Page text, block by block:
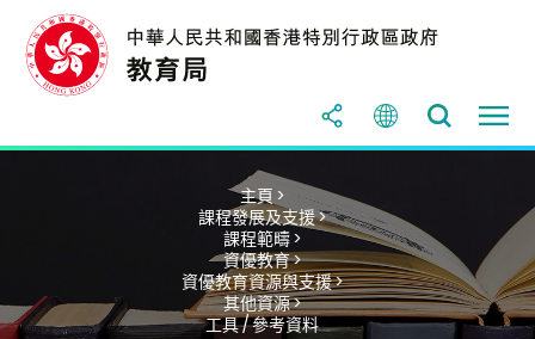
主頁 >
課程發展及支援 >
課程範疇 >
資優教育 >
資優教育資源與支援 >
其他資源 >
工具 / 參考資料